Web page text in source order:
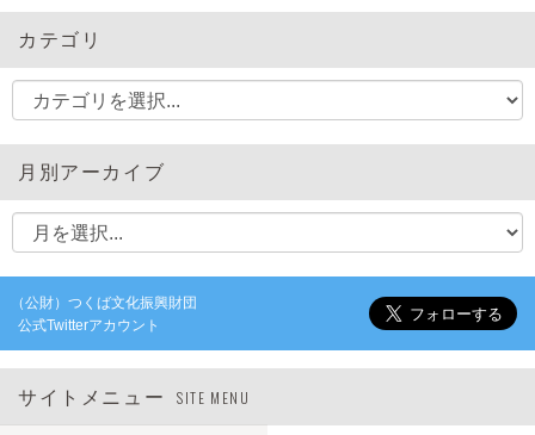
カテゴリ
月別アーカイブ
（公財）つくば文化振興財団
公式Twitterアカウント
サイトメニュー SITE MENU